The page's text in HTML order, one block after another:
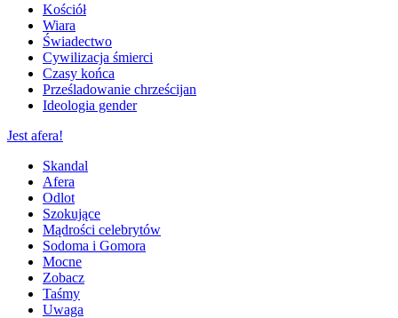
Kościół
Wiara
Świadectwo
Cywilizacja śmierci
Czasy końca
Prześladowanie chrześcijan
Ideologia gender
Jest afera!
Skandal
Afera
Odlot
Szokujące
Mądrości celebrytów
Sodoma i Gomora
Mocne
Zobacz
Taśmy
Uwaga